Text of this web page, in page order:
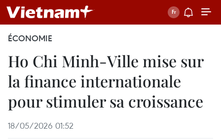
ÉCONOMIE
Ho Chi Minh-Ville mise sur
la finance internationale
pour stimuler sa croissance
18/05/2026 01:52